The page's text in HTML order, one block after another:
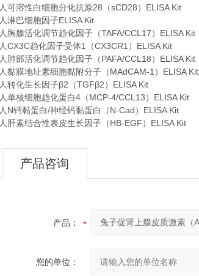
人可溶性白细胞分化抗原28（sCD28）ELISA Kit
人淋巴细胞因子ELISA Kit
人胸腺活化调节趋化因子（TAFA/CCL17）ELISA Kit
人CX3C趋化因子受体1（CX3CR1）ELISA Kit
人肺部活化调节趋化因子（PAFA/CCL18）ELISA Kit
人黏膜地址素细胞黏附分子（MAdCAM-1）ELISA Kit
人转化生长因子β2（TGFβ2）ELISA Kit
人单核细胞趋化蛋白4（MCP-4/CCL13）ELISA Kit
人N钙黏蛋白/神经钙黏蛋白（N-Cad）ELISA Kit
人肝素结合性表皮生长因子（HB-EGF）ELISA Kit
产品咨询
产品：
您的单位：